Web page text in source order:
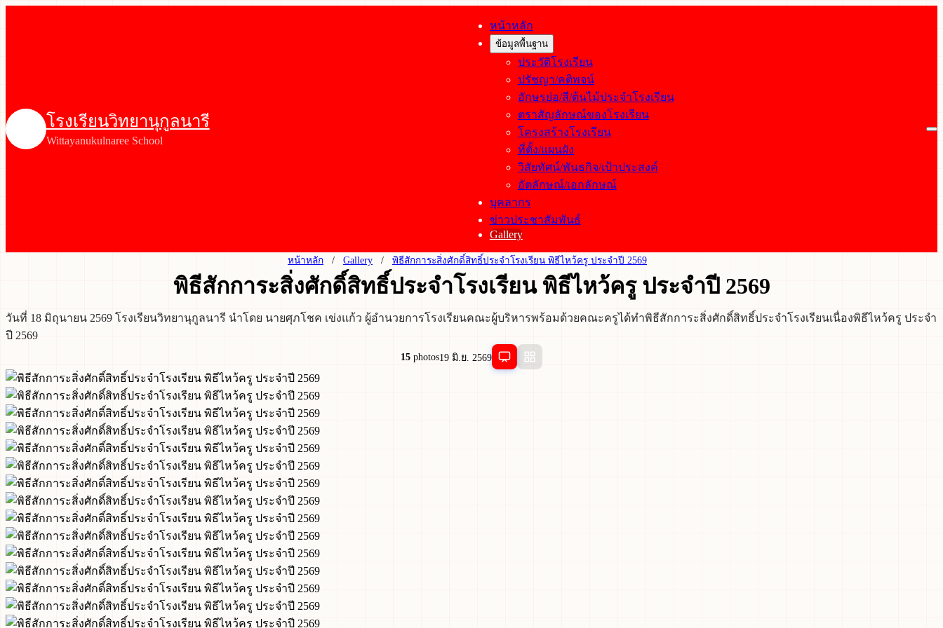
โรงเรียนวิทยานุกูลนารี
Wittayanukulnaree School
หน้าหลัก
ข้อมูลพื้นฐาน
ประวัติโรงเรียน
ปรัชญา/คติพจน์
อักษรย่อ/สี/ต้นไม้ประจำโรงเรียน
ตราสัญลักษณ์ของโรงเรียน
โครงสร้างโรงเรียน
ที่ตั้ง/แผนผัง
วิสัยทัศน์/พันธกิจ/เป้าประสงค์
อัตลักษณ์/เอกลักษณ์
บุคลากร
ข่าวประชาสัมพันธ์
Gallery
หน้าหลัก Gallery พิธีสักการะสิ่งศักดิ์สิทธิ์ประจำโรงเรียน พิธีไหว้ครู ประจำปี 2569
พิธีสักการะสิ่งศักดิ์สิทธิ์ประจำโรงเรียน พิธีไหว้ครู ประจำปี 2569
วันที่ 18 มิถุนายน 2569 โรงเรียนวิทยานุกูลนารี นำโดย นายศุภโชค เข่งแก้ว ผู้อำนวยการโรงเรียนคณะผู้บริหารพร้อมด้วยคณะครูได้ทำพิธีสักการะสิ่งศักดิ์สิทธิ์ประจำโรงเรียนเนื่องพิธีไหว้ครู ประจำ
ปี 2569
15 photos19 มิ.ย. 2569